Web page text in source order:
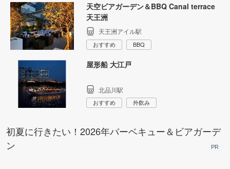
天空ビアガーデン＆BBQ Canal terrace
天王洲
天王洲アイル駅
おすすめ BBQ
屋形船 大江戸
北品川駅
おすすめ 外飲み
初夏に行きたい！2026年バーベキュー＆ビアガーデ
ン
PR